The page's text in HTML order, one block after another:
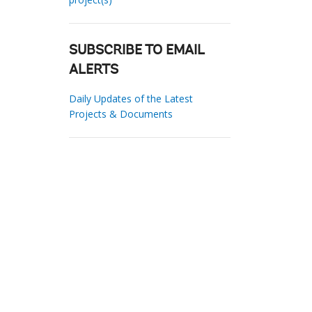
SUBSCRIBE TO EMAIL
ALERTS
Daily Updates of the Latest
Projects & Documents